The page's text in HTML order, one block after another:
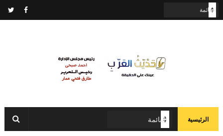
الرئيسية